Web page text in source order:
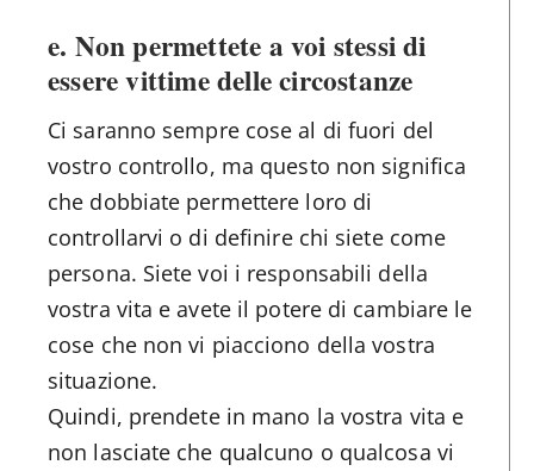
e. Non permettete a voi stessi di
essere vittime delle circostanze
Ci saranno sempre cose al di fuori del
vostro controllo, ma questo non significa
che dobbiate permettere loro di
controllarvi o di definire chi siete come
persona. Siete voi i responsabili della
vostra vita e avete il potere di cambiare le
cose che non vi piacciono della vostra
situazione.
Quindi, prendete in mano la vostra vita e
non lasciate che qualcuno o qualcosa vi